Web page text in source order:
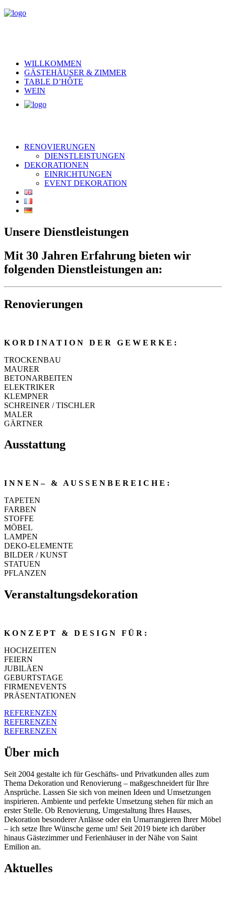
WILLKOMMEN
GÄSTEHÄUSER & ZIMMER
TABLE D’HÔTE
WEIN
RENOVIERUNGEN
DIENSTLEISTUNGEN
DEKORATIONEN
EINRICHTUNGEN
EVENT DEKORATION
Unsere Dienstleistungen
Mit 30 Jahren Erfahrung bieten wir
folgenden Dienstleistungen an:
Renovierungen
K O R D I N A T I O N D E R G E W E R K E :
TROCKENBAU
MAURER
BETONARBEITEN
ELEKTRIKER
KLEMPNER
SCHREINER / TISCHLER
MALER
GÄRTNER
Ausstattung
I N N E N – & A U S S E N B E R E I C H E :
TAPETEN
FARBEN
STOFFE
MÖBEL
LAMPEN
DEKO-ELEMENTE
BILDER / KUNST
STATUEN
PFLANZEN
Veranstaltungsdekoration
K O N Z E P T & D E S I G N F Ü R :
HOCHZEITEN
FEIERN
JUBILÄEN
GEBURTSTAGE
FIRMENEVENTS
PRÄSENTATIONEN
REFERENZEN
REFERENZEN
REFERENZEN
Über mich
Seit 2004 gestalte ich für Geschäfts- und Privatkunden alles zum
Thema Dekoration und Renovierung – maßgeschneidert für Ihre
Ansprüche. Lassen Sie sich von meinen Ideen und Umsetzungen
inspirieren. Ambiente und perfekte Umsetzung stehen für mich an
erster Stelle. Ob Renovierung, Umgestaltung Ihres Hauses,
Dekoration besonderer Anlässe oder ein Umarrangieren Ihrer Möbel
– ich setze Ihre Wünsche gerne um! Seit 2019 biete ich darüber
hinaus Gästezimmer und Ferienhäuser in der Nähe von Saint
Emilion an.
Aktuelles